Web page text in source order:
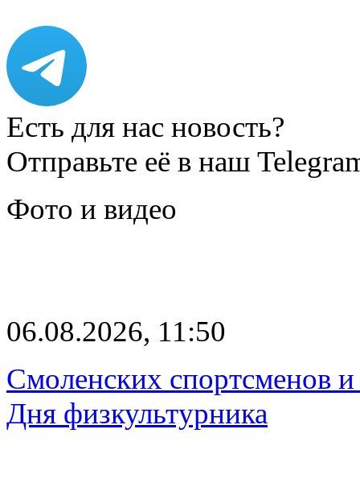
Есть для нас новость?
Отправьте её в наш
Фото и видео
06.08.2026, 11:50
Смоленских спортсменов
Дня физкультурника